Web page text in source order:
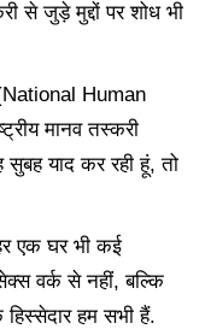
से जुड़े मुद्दों पर शोध भी
Human
मानव तस्करी
याद कर रही हूं, तो
एक घर भी कई
वर्क से नहीं, बल्कि
हम सभी हैं.